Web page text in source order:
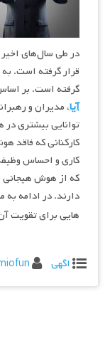
در طی سال‌های
قرار گرفته است.
گرفته است. بر
آیا، مدیران و
توانایی بیشتری
کارکنانی که فاقد
کاری و احساس
که از هوش هیجانی
دارند. در ادامه
هایی برای تقویت
اگهی